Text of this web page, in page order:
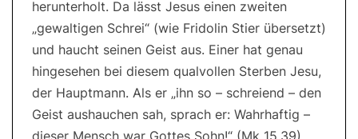
herunterholt. Da lässt Jesus einen zweiten
„gewaltigen Schrei“ (wie Fridolin Stier übersetzt)
und haucht seinen Geist aus. Einer hat genau
hingesehen bei diesem qualvollen Sterben Jesu,
der Hauptmann. Als er „ihn so – schreiend – den
Geist aushauchen sah, sprach er: Wahrhaftig –
dieser Mensch war Gottes Sohn!“ (Mk 15,39)